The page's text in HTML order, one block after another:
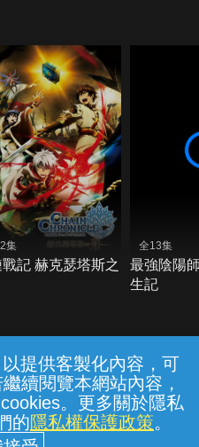
提供客製化內容，可
續閱覽本網站內容，
。更多關於隱私
的隱私權保護政策。
集
記 赫克瑟塔斯之
全13集
最強陰陽
生記
服務條款 隱私權保護
司個人家庭分公司